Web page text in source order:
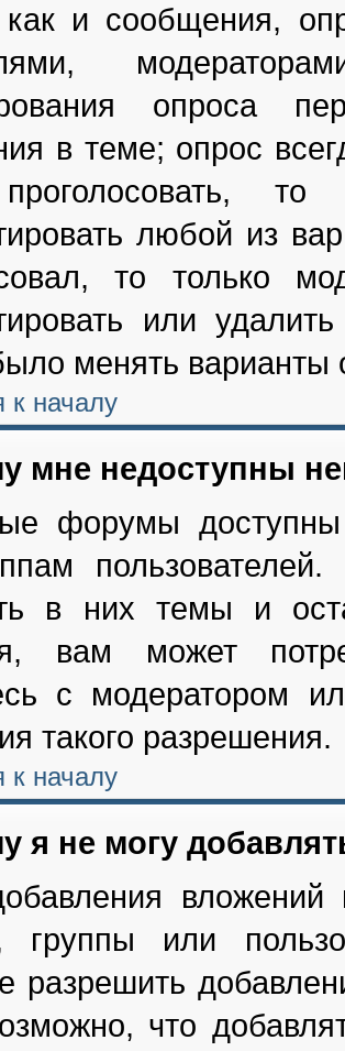
и сообщения,
опроса
в теме; опрос
любой из
то только
или
менять варианты
к началу
мне недоступны
форумы
в них темы и
вам может
с модератором
такого разрешения.
к началу
я не могу
группы или
разрешить
что